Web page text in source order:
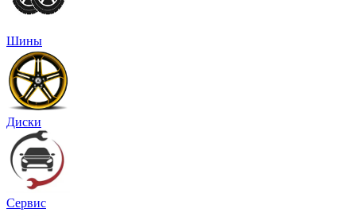
Шины
Диски
Сервис